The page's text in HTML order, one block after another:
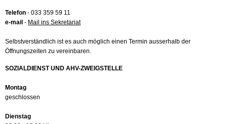
Telefon - 033 359 59 11
e-mail - Mail ins Sekretariat
Selbstverständlich ist es auch möglich einen Termin ausserhalb der
Öffnungszeiten zu vereinbaren.
SOZIALDIENST UND AHV-ZWEIGSTELLE
Montag
geschlossen
Dienstag